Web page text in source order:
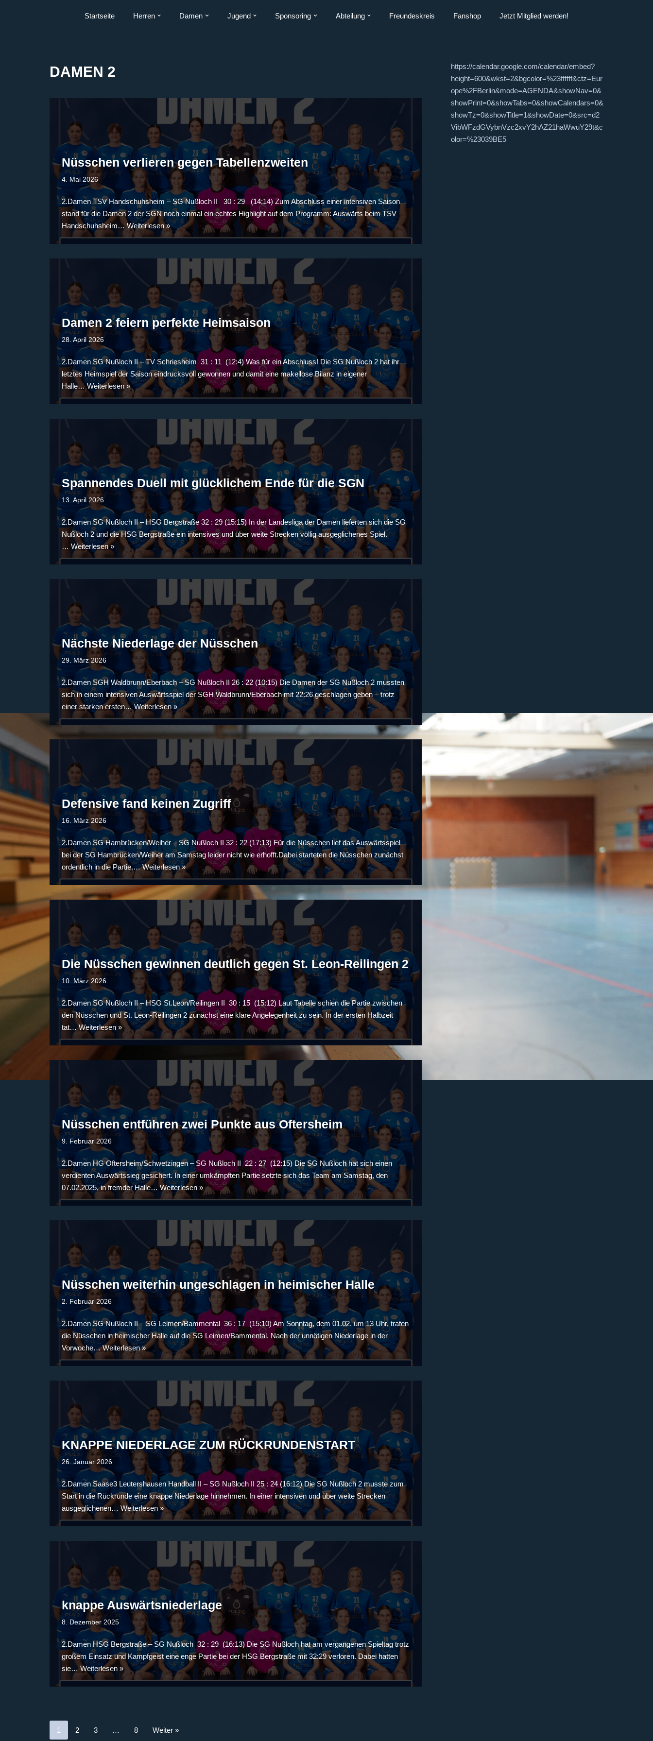
Startseite Herren Damen Jugend Sponsoring Abteilung Freundeskreis Fanshop Jetzt Mitglied werden!
DAMEN 2
Nüsschen verlieren gegen Tabellenzweiten
4. Mai 2026
2.Damen TSV Handschuhsheim – SG Nußloch II 30 : 29 (14:14) Zum Abschluss einer intensiven Saison
stand für die Damen 2 der SGN noch einmal ein echtes Highlight auf dem Programm: Auswärts beim TSV
Handschuhsheim… Weiterlesen »
Damen 2 feiern perfekte Heimsaison
28. April 2026
2.Damen SG Nußloch II – TV Schriesheim 31 : 11 (12:4) Was für ein Abschluss! Die SG Nußloch 2 hat ihr
letztes Heimspiel der Saison eindrucksvoll gewonnen und damit eine makellose Bilanz in eigener
Halle…Weiterlesen »
Spannendes Duell mit glücklichem Ende für die SGN
13. April 2026
2.Damen SG Nußloch II – HSG Bergstraße 32 : 29 (15:15) In der Landesliga der Damen lieferten sich die SG
Nußloch 2 und die HSG Bergstraße ein intensives und über weite Strecken völlig ausgeglichenes Spiel.
… Weiterlesen »
Nächste Niederlage der Nüsschen
29. März 2026
2.Damen SGH Waldbrunn/Eberbach – SG Nußloch II 26 : 22 (10:15) Die Damen der SG Nußloch 2 mussten
sich in einem intensiven Auswärtsspiel der SGH Waldbrunn/Eberbach mit 22:26 geschlagen geben – trotz
einer starken ersten…Weiterlesen »
Defensive fand keinen Zugriff
16. März 2026
2.Damen SG Hambrücken/Weiher – SG Nußloch II 32 : 22 (17:13) Für die Nüsschen lief das Auswärtsspiel
bei der SG Hambrücken/Weiher am Samstag leider nicht wie erhofft.Dabei starteten die Nüsschen zunächst
ordentlich in die Partie.…Weiterlesen »
Die Nüsschen gewinnen deutlich gegen St. Leon-Reilingen 2
10. März 2026
2.Damen SG Nußloch II – HSG St.Leon/Reilingen II 30 : 15 (15:12) Laut Tabelle schien die Partie zwischen
den Nüsschen und St. Leon-Reilingen 2 zunächst eine klare Angelegenheit zu sein. In der ersten Halbzeit
tat…Weiterlesen »
Nüsschen entführen zwei Punkte aus Oftersheim
9. Februar 2026
2.Damen HG Oftersheim/Schwetzingen – SG Nußloch II 22 : 27 (12:15) Die SG Nußloch hat sich einen
verdienten Auswärtssieg gesichert. In einer umkämpften Partie setzte sich das Team am Samstag, den
07.02.2025, in fremder Halle…Weiterlesen »
Nüsschen weiterhin ungeschlagen in heimischer Halle
2. Februar 2026
2.Damen SG Nußloch II – SG Leimen/Bammental 36 : 17 (15:10) Am Sonntag, dem 01.02. um 13 Uhr, trafen
die Nüsschen in heimischer Halle auf die SG Leimen/Bammental. Nach der unnötigen Niederlage in der
Vorwoche…Weiterlesen »
KNAPPE NIEDERLAGE ZUM RÜCKRUNDENSTART
26. Januar 2026
2.Damen Saase3 Leutershausen Handball II – SG Nußloch II 25 : 24 (16:12) Die SG Nußloch 2 musste zum
Start in die Rückrunde eine knappe Niederlage hinnehmen. In einer intensiven und über weite Strecken
ausgeglichenen… Weiterlesen »
knappe Auswärtsniederlage
8. Dezember 2025
2.Damen HSG Bergstraße – SG Nußloch 32 : 29 (16:13) Die SG Nußloch hat am vergangenen Spieltag trotz
großem Einsatz und Kampfgeist eine enge Partie bei der HSG Bergstraße mit 32:29 verloren. Dabei hatten
sie… Weiterlesen »
1 2 3 … 8 Weiter »
https://calendar.google.com/calendar/embed?
height=600&wkst=2&bgcolor=%23ffffff&ctz=Eur
ope%2FBerlin&mode=AGENDA&showNav=0&
showPrint=0&showTabs=0&showCalendars=0&
showTz=0&showTitle=1&showDate=0&src=d2
VibWFzdGVybnVzc2xvY2hAZ21haWwuY29t&c
olor=%23039BE5